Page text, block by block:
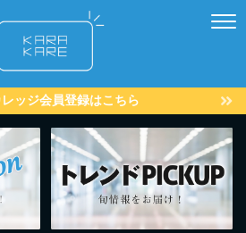
ッジ会員登録はこちら